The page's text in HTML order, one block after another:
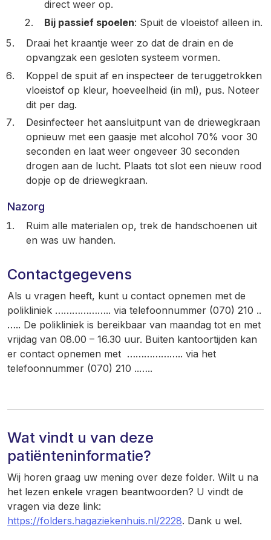
direct weer op.
Bij passief spoelen: Spuit de vloeistof alleen in.
Draai het kraantje weer zo dat de drain en de
opvangzak een gesloten systeem vormen.
Koppel de spuit af en inspecteer de teruggetrokken
vloeistof op kleur, hoeveelheid (in ml), pus. Noteer
dit per dag.
Desinfecteer het aansluitpunt van de driewegkraan
opnieuw met een gaasje met alcohol 70% voor 30
seconden en laat weer ongeveer 30 seconden
drogen aan de lucht. Plaats tot slot een nieuw rood
dopje op de driewegkraan.
Nazorg
Ruim alle materialen op, trek de handschoenen uit
en was uw handen.
Contactgegevens
Als u vragen heeft, kunt u contact opnemen met de
polikliniek ……………….. via telefoonnummer (070) 210 ..
….. De polikliniek is bereikbaar van maandag tot en met
vrijdag van 08.00 – 16.30 uur. Buiten kantoortijden kan
er contact opnemen met ……………….. via het
telefoonnummer (070) 210 ..…..
Wat vindt u van deze
patiënteninformatie?
Wij horen graag uw mening over deze folder. Wilt u na
het lezen enkele vragen beantwoorden? U vindt de
vragen via deze link:
https://folders.hagaziekenhuis.nl/2228. Dank u wel.